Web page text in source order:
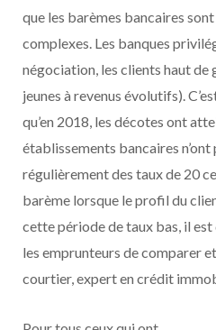
que les barèmes bancaires sont
complexes. Les banques
négociation, les clients haut de
jeunes à revenus évolutifs).
qu’en 2018, les décotes ont
établissements bancaires
régulièrement des taux de 20
barème lorsque le profil du
cette période de taux bas, il
les emprunteurs de comparer
courtier, expert en crédit